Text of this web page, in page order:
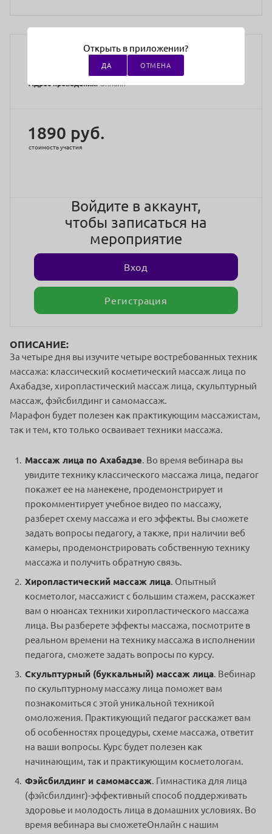
Преподаватели:Вебинары ведут ведущие педагоги
института по массажу
Адрес проведения:
1890 руб.
стоимость участия
Войдите в аккаунт,
чтобы записаться на
мероприятие
Вход
Регистрация
ОПИСАНИЕ:
За четыре дня вы изучите четыре востребованных техник
массажа: классический косметический массаж лица по
Ахабадзе, хиропластический массаж лица, скульптурный
массаж, фэйсбилдинг и самомассаж.
Марафон будет полезен как практикующим массажистам,
так и тем, кто только осваивает техники массажа.
Массаж лица по Ахабадзе. Во время вебинара вы
увидите технику классического массажа лица, педагог
покажет ее на манекене, продемонстрирует и
прокомментирует учебное видео по массажу,
разберет схему массажа и его эффекты. Вы сможете
задать вопросы педагогу, а также, при наличии веб
камеры, продемонстрировать собственную технику
массажа и получить обратную связь.
Хиропластический массаж лица. Опытный
косметолог, массажист с большим стажем, расскажет
вам о нюансах техники хиропластического массажа
лица. Вы разберете эффекты массажа, посмотрите в
реальном времени на технику массажа в исполнении
педагога, сможете задать вопросы по курсу.
Скульптурный (буккальный) массаж лица. Вебинар
по скульптурному массажу лица поможет вам
познакомиться с этой уникальной техникой
омоложения. Практикующий педагог расскажет вам
об особенностях процедуры, схеме массажа, ответит
на ваши вопросы. Курс будет полезен как
начинающим, так и практикующим косметологам.
Фэйсбилдинг и самомассаж. Гимнастика для лица
(фэйсбилдинг)-эффективный способ поддерживать
здоровье и молодость лица в домашних условиях. Во
время вебинара вы сможетеОнлайн с нашим
Открыть в приложении?
ДА ОТМЕНА